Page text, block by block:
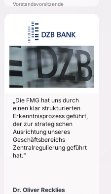
Vorstandsvorsitzende
„Die FMG hat uns durch
einen klar strukturierten
Erkenntnisprozess geführt,
der zur strategischen
Ausrichtung unseres
Geschäftsbereichs
Zentralregulierung geführt
hat.“
Dr. Oliver Recklies
Dr. Oliver Recklies
ZIELE
Die strategische
Ausrichtung des
Geschäftsbereichs
der DZB BANK